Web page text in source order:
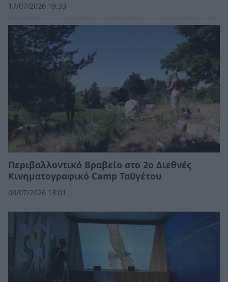
17/07/2026 19:33
Περιβαλλοντικό Βραβείο στο 2ο Διεθνές
Κινηματογραφικό Camp Ταϋγέτου
08/07/2026 13:01